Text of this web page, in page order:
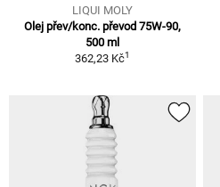
LIQUI MOLY
Olej přev/konc. převod 75W-90,
500 ml
362,23 Kč1